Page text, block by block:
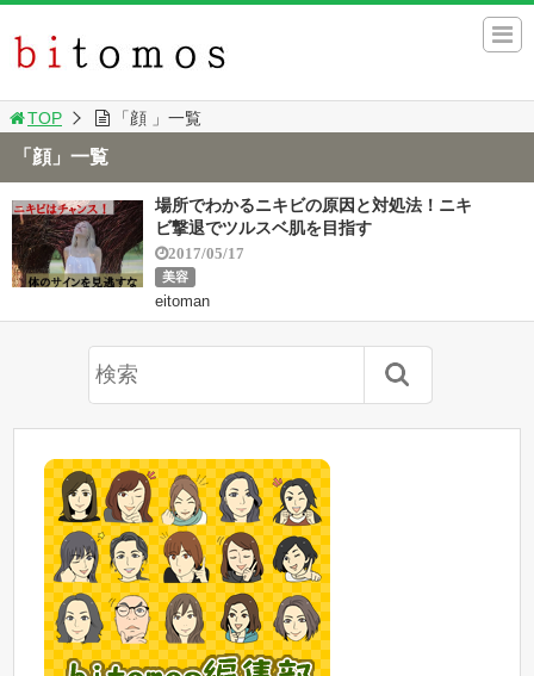
TOP 「顔 」一覧
「顔」一覧
場所でわかるニキビの原因と対処法！ニキ
ビ撃退でツルスベ肌を目指す
2017/05/17
美容
eitoman